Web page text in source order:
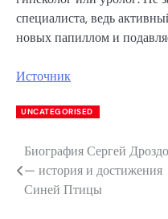
специалиста, ведь
новых папиллом и
Источник
UNCATEGORISED
Навигация
по
Биография Сергей
— история и достижения
Синей Птицы